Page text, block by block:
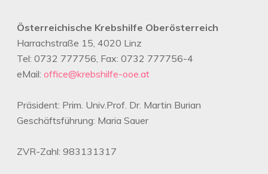
Österreichische Krebshilfe Oberösterreich
Harrachstraße 15, 4020 Linz
Tel: 0732 777756, Fax: 0732 777756-4
eMail: office@krebshilfe-ooe.at
Präsident: Prim. Univ.Prof. Dr. Martin Burian
Geschäftsführung: Maria Sauer
ZVR-Zahl: 983131317